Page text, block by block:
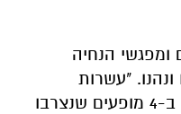
ומפגשי הנחיה
"עשרות
משפחות זכו לחוויה מרוממת ב-4 מופעים שנצרבו